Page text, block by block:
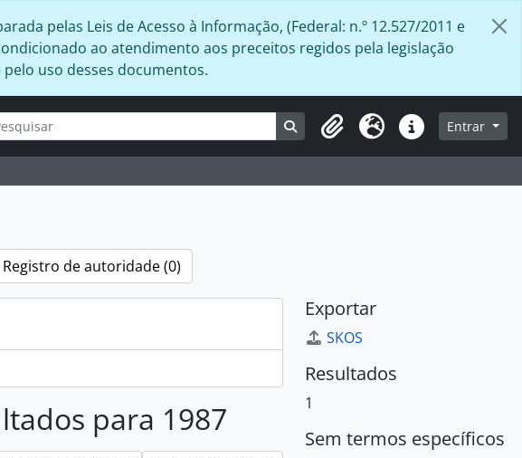
pelas Leis de Acesso à Informação, (Federal: n.º 12.527/2011 e
ao atendimento aos preceitos regidos pela legislação
uso desses documentos.
de busca Busque na página de navegação
Área de Transferência
Idioma Atalhos Entrar
de autoridade (0)
para 1987
Exportar
SKOS
Resultados
1
Sem termos específicos